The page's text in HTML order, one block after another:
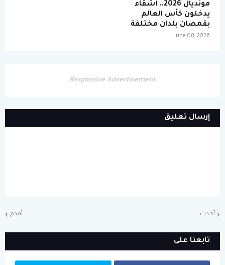
مونديال 2026.. أشقاء
يدخلون كأس العالم
بقمصان بلدان مختلفة
June 08, 2026
Responsive Advertisement
إرسال تعليق
أحدث أقدم
تابعنا على